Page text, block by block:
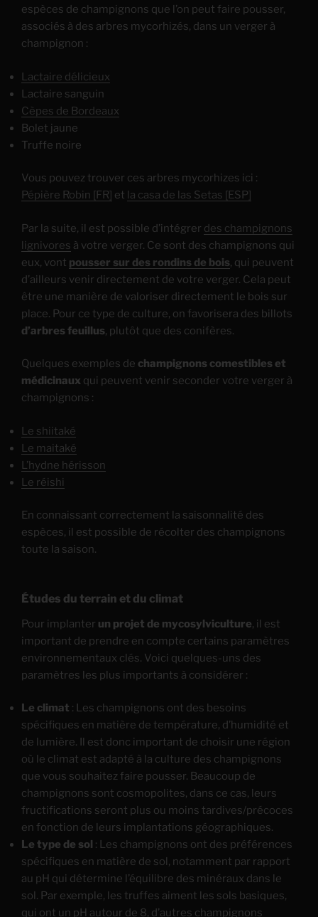
espèces de champignons que l’on peut faire pousser,
associés à des arbres mycorhizés, dans un verger à
champignon :
Lactaire délicieux
Lactaire sanguin
Cèpes de Bordeaux
Bolet jaune
Truffe noire
Vous pouvez trouver ces arbres mycorhizes ici :
Pépière Robin [FR] et la casa de las Setas [ESP]
Par la suite, il est possible d’intégrer des champignons
lignivores à votre verger. Ce sont des champignons qui
eux, vont pousser sur des rondins de bois, qui peuvent
d’ailleurs venir directement de votre verger. Cela peut
être une manière de valoriser directement le bois sur
place. Pour ce type de culture, on favorisera des billots
d’arbres feuillus, plutôt que des conifères.
Quelques exemples de champignons comestibles et
médicinaux qui peuvent venir seconder votre verger à
champignons :
Le shiitaké
Le maitaké
L’hydne hérisson
Le réishi
En connaissant correctement la saisonnalité des
espèces, il est possible de récolter des champignons
toute la saison.
Études du terrain et du climat
Pour implanter un projet de mycosylviculture, il est
important de prendre en compte certains paramètres
environnementaux clés. Voici quelques-uns des
paramètres les plus importants à considérer :
Le climat : Les champignons ont des besoins
spécifiques en matière de température, d’humidité et
de lumière. Il est donc important de choisir une région
où le climat est adapté à la culture des champignons
que vous souhaitez faire pousser. Beaucoup de
champignons sont cosmopolites, dans ce cas, leurs
fructifications seront plus ou moins tardives/précoces
en fonction de leurs implantations géographiques.
Le type de sol : Les champignons ont des préférences
spécifiques en matière de sol, notamment par rapport
au pH qui détermine l’équilibre des minéraux dans le
sol. Par exemple, les truffes aiment les sols basiques,
qui ont un pH autour de 8, d’autres champignons